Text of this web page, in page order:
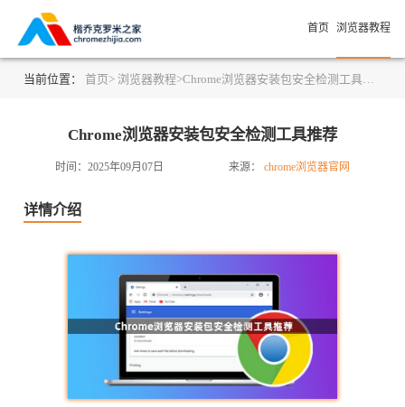
首页 浏览器教程
当前位置： 首页> 浏览器教程>Chrome浏览器安装包安全检测工具推荐
Chrome浏览器安装包安全检测工具推荐
时间：2025年09月07日 来源： chrome浏览器官网
详情介绍